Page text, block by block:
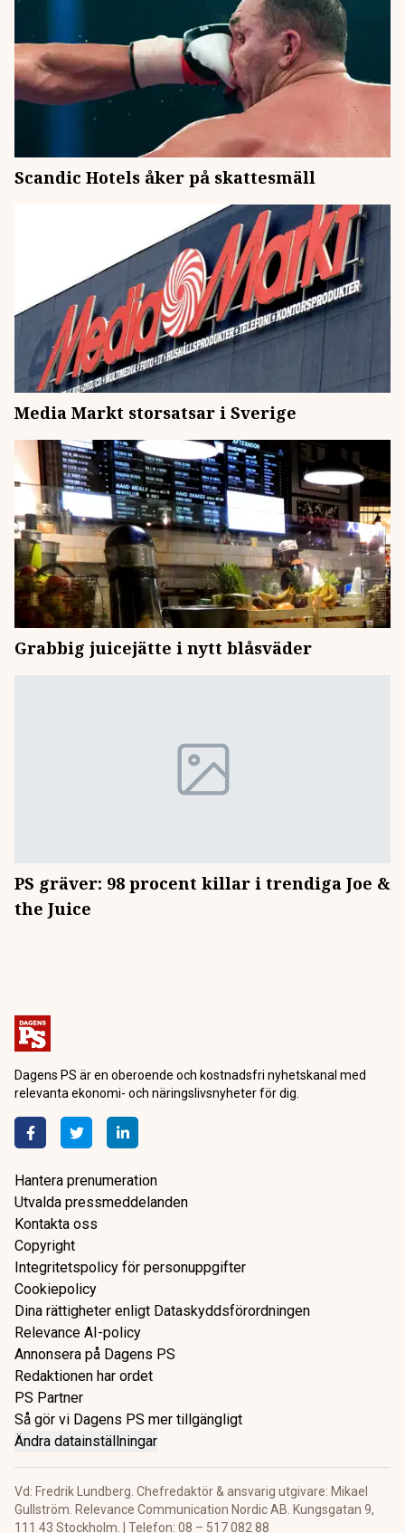
Scandic Hotels åker på skattesmäll
Media Markt storsatsar i Sverige
Grabbig juicejätte i nytt blåsväder
PS gräver: 98 procent killar i trendiga Joe &
the Juice
Dagens PS är en oberoende och kostnadsfri nyhetskanal med
relevanta ekonomi- och näringslivsnyheter för dig.
Hantera prenumeration
Utvalda pressmeddelanden
Kontakta oss
Copyright
Integritetspolicy för personuppgifter
Cookiepolicy
Dina rättigheter enligt Dataskyddsförordningen
Relevance AI-policy
Annonsera på Dagens PS
Redaktionen har ordet
PS Partner
Så gör vi Dagens PS mer tillgängligt
Ändra datainställningar
Vd: Fredrik Lundberg. Chefredaktör & ansvarig utgivare: Mikael
Gullström. Relevance Communication Nordic AB. Kungsgatan 9,
111 43 Stockholm. | Telefon: 08 – 517 082 88